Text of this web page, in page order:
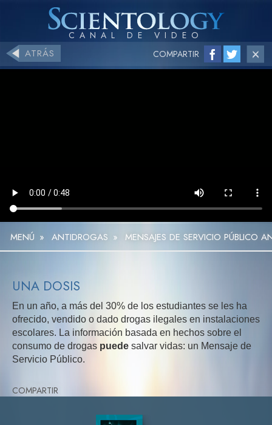
ATRÁS COMPARTIR
MENÚ » ANTIDROGAS » MENSAJES DE SERVICIO PÚBLICO
UNA DOSIS
En un año, a más del 30% de los estudiantes se les ha
ofrecido, vendido o dado drogas ilegales en instalaciones
escolares. La información basada en hechos sobre el
consumo de drogas puede salvar vidas: un Mensaje de
Servicio Público.
COMPARTIR